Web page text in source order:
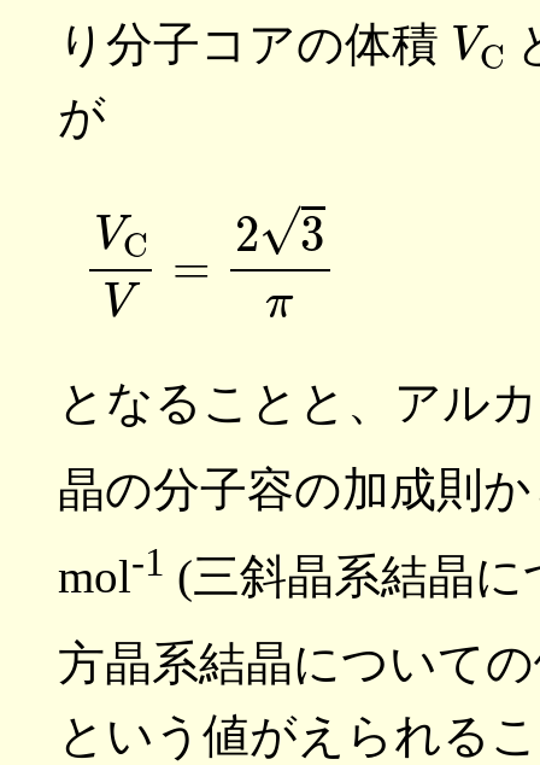
り分子コアの体積
V C
が
となることと、アル
晶の分子容の加成則
mol-1 (三斜晶系結晶に
方晶系結晶についての
という値がえられる